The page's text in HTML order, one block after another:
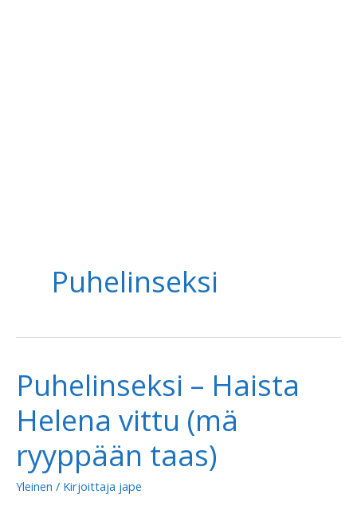
Puhelinseksi
Puhelinseksi – Haista
Helena vittu (mä
ryyppään taas)
Yleinen / Kirjoittaja jape